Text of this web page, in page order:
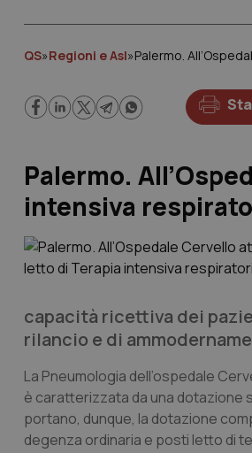
QS»Regioni e Asl»Palermo.
Palermo.
intensiva
capacità ricettiva dei
rilancio e di
La Pneumologia dell’ospedale
è caratterizzata da una dotazione
portano, dunque, la dotazione
degenza ordinaria e posti letto di